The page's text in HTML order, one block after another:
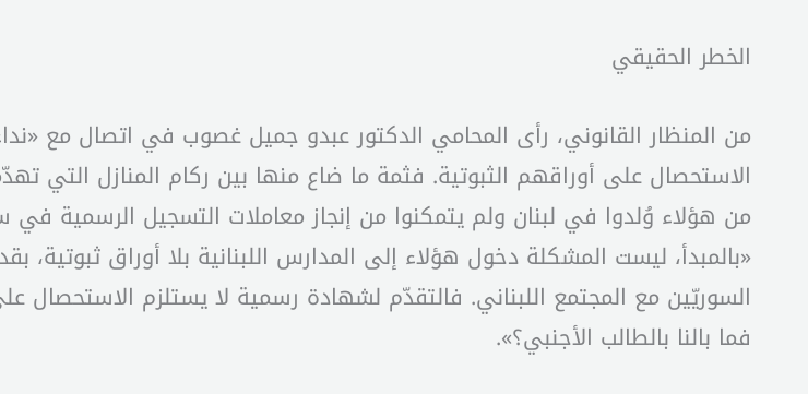
الخطر الحقيقي
من المنظار القانوني، رأى المحامي الدكتور عبدو جميل غصوب في اتصال مع
الاستحصال على أوراقهم الثبوتية. فثمة ما ضاع منها بين ركام المنازل التي
من هؤلاء وُلدوا في لبنان ولم يتمكنوا من إنجاز معاملات التسجيل الرسمية
«بالمبدأ، ليست المشكلة دخول هؤلاء إلى المدارس اللبنانية بلا أوراق
السوريّين مع المجتمع اللبناني. فالتقدّم لشهادة رسمية لا يستلزم الاستحصال
فما بالنا بالطالب الأجنبي؟».